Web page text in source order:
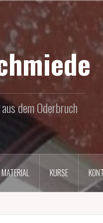
dem Oderbruch
KURSE